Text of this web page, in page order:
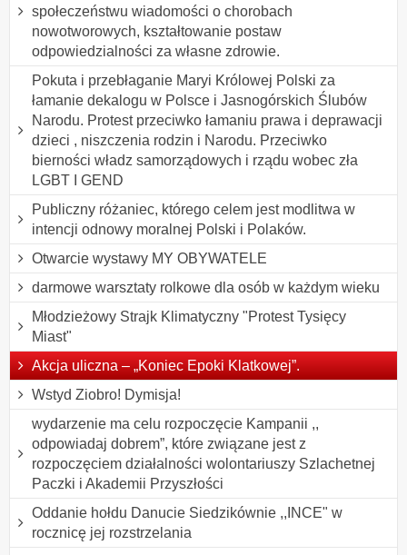
społeczeństwu wiadomości o chorobach
nowotworowych, kształtowanie postaw
odpowiedzialności za własne zdrowie.
Pokuta i przebłaganie Maryi Królowej Polski za
łamanie dekalogu w Polsce i Jasnogórskich Ślubów
Narodu. Protest przeciwko łamaniu prawa i deprawacji
dzieci , niszczenia rodzin i Narodu. Przeciwko
bierności władz samorządowych i rządu wobec zła
LGBT I GEND
Publiczny różaniec, którego celem jest modlitwa w
intencji odnowy moralnej Polski i Polaków.
Otwarcie wystawy MY OBYWATELE
darmowe warsztaty rolkowe dla osób w każdym wieku
Młodzieżowy Strajk Klimatyczny "Protest Tysięcy
Miast"
Akcja uliczna – „Koniec Epoki Klatkowej”.
Wstyd Ziobro! Dymisja!
wydarzenie ma celu rozpoczęcie Kampanii ,,
odpowiadaj dobrem”, które związane jest z
rozpoczęciem działalności wolontariuszy Szlachetnej
Paczki i Akademii Przyszłości
Oddanie hołdu Danucie Siedzikównie ,,INCE" w
rocznicę jej rozstrzelania